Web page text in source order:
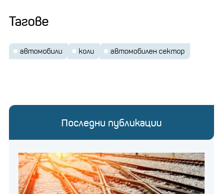
Тагове
автомобили коли автомобилен сектор
Последни публикации